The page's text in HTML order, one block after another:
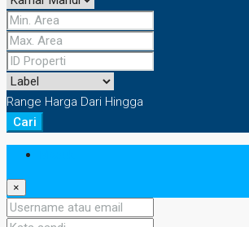
Range Harga Dari Hingga
Cari
×